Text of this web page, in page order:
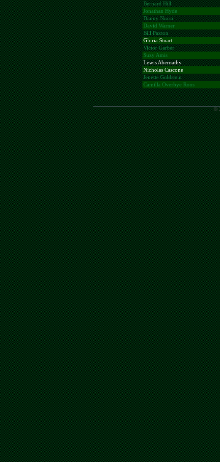
Bernard Hill
Jonathan Hyde
Danny Nucci
David Warner
Bill Paxton
Gloria Stuart
Victor Garber
Suzy Amis
Lewis Abernathy
Nicholas Cascone
Jenette Goldstein
Camilla Overbye Roos
©